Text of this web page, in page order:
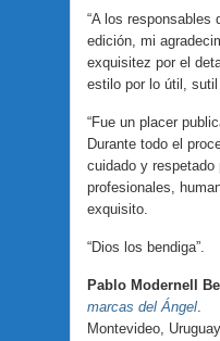
“A los responsables
edición, mi
exquisitez por el
estilo por lo útil,
“Fue un placer
Durante todo el
cuidado y respetado
profesionales,
exquisito.
“Dios los bendiga”.
Pablo Modernell
marcas del Ángel.
Montevideo, Uruguay